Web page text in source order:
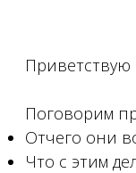
Приветствую
Поговорим
Отчего они
Что с этим